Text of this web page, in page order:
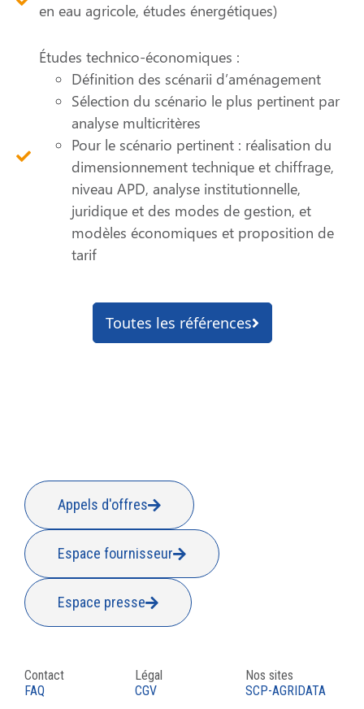
en eau agricole, études énergétiques)
Études technico-économiques :
Définition des scénarii d’aménagement
Sélection du scénario le plus pertinent par
analyse multicritères
Pour le scénario pertinent : réalisation du
dimensionnement technique et chiffrage,
niveau APD, analyse institutionnelle,
juridique et des modes de gestion, et
modèles économiques et proposition de
tarif
Toutes les références
Appels d'offres
Espace fournisseur
Espace presse
Contact
FAQ
Légal
CGV
Nos sites
SCP-AGRIDATA